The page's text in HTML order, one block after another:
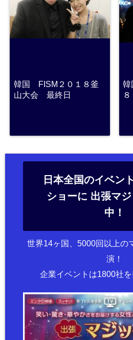
韓国 FISM２０１８釜
山大会 最終日
韓
日本全国のイベン
ショーに 出張マ
中！
世界14ヶ国、5000回以上の
演！
企業イベントは1800社を